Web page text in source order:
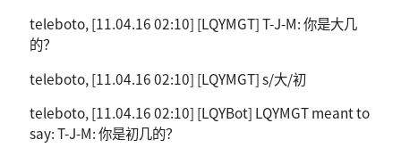
teleboto, [11.04.16 02:10] [LQYMGT] T-J-M: 你是大几
的？
teleboto, [11.04.16 02:10] [LQYMGT] s/大/初
teleboto, [11.04.16 02:10] [LQYBot] LQYMGT meant to
say: T-J-M: 你是初几的？